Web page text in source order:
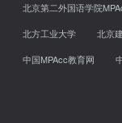
北京第二外国语学院
北方工业大学
北京
中国MPAcc教育网